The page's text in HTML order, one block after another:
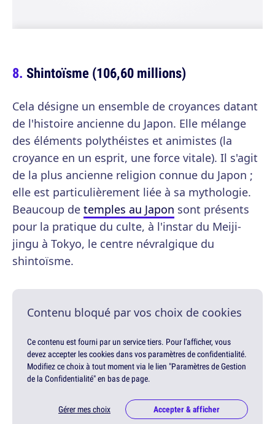
Shintoïsme (106,60 millions)
Cela désigne un ensemble de croyances datant
de l'histoire ancienne du Japon. Elle mélange
des éléments polythéistes et animistes (la
croyance en un esprit, une force vitale). Il s'agit
de la plus ancienne religion connue du Japon ;
elle est particulièrement liée à sa mythologie.
Beaucoup de temples au Japon sont présents
pour la pratique du culte, à l'instar du Meiji-
jingu à Tokyo, le centre névralgique du
shintoïsme.
Contenu bloqué par vos choix de cookies
Ce contenu est fourni par un service tiers. Pour l'afficher, vous
devez accepter les cookies dans vos paramètres de confidentialité.
Modifiez ce choix à tout moment via le lien "Paramètres de Gestion
de la Confidentialité" en bas de page.
Gérer mes choix Accepter & afficher